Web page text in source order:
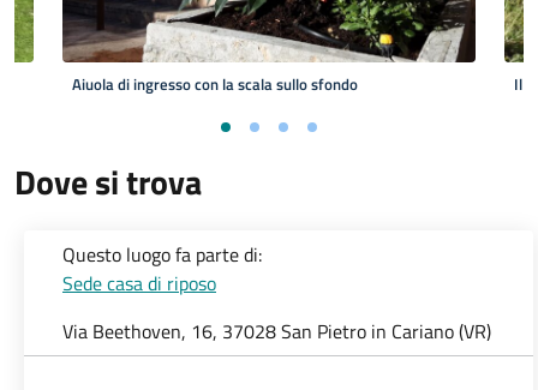
Aiuola di ingresso con la scala sullo sfondo Il
Dove si trova
Questo luogo fa parte di:
Sede casa di riposo
Via Beethoven, 16, 37028 San Pietro in Cariano (VR)